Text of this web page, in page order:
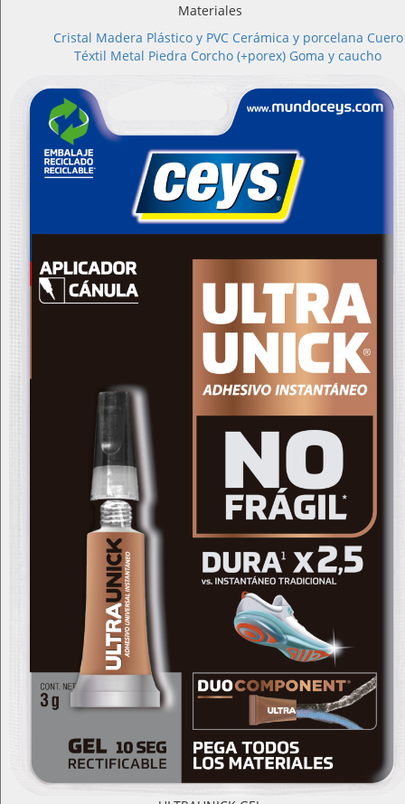
Materiales
Cristal Madera Plástico y PVC Cerámica y porcelana Cuero
Téxtil Metal Piedra Corcho (+porex) Goma y caucho